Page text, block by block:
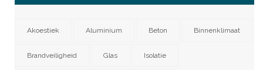
Akoestiek Aluminium Beton Binnenklimaat
Brandveiligheid Glas Isolatie